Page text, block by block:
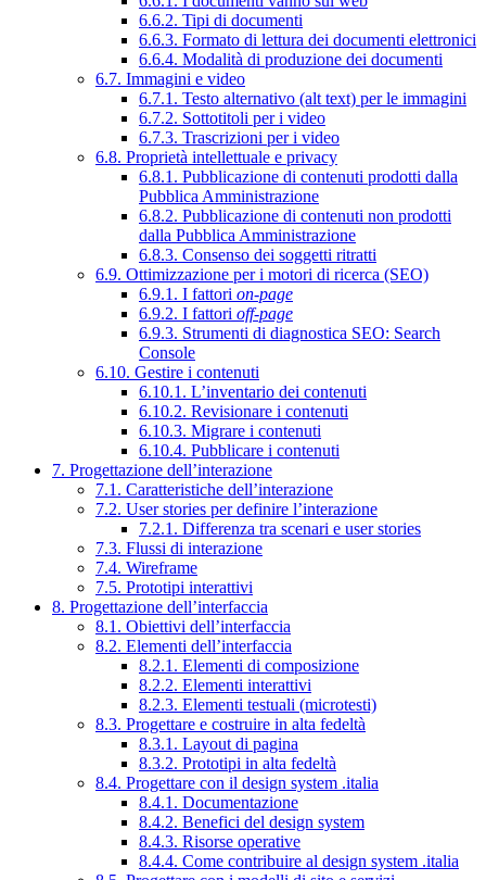
6.6.2. Tipi di documenti
6.6.3. Formato di lettura dei documenti elettronici
6.6.4. Modalità di produzione dei documenti
6.7. Immagini e video
6.7.1. Testo alternativo (alt text) per le immagini
6.7.2. Sottotitoli per i video
6.7.3. Trascrizioni per i video
6.8. Proprietà intellettuale e privacy
6.8.1. Pubblicazione di contenuti prodotti dalla
Pubblica Amministrazione
6.8.2. Pubblicazione di contenuti non prodotti
dalla Pubblica Amministrazione
6.8.3. Consenso dei soggetti ritratti
6.9. Ottimizzazione per i motori di ricerca (SEO)
6.9.1. I fattori on-page
6.9.2. I fattori off-page
6.9.3. Strumenti di diagnostica SEO: Search
Console
6.10. Gestire i contenuti
6.10.1. L’inventario dei contenuti
6.10.2. Revisionare i contenuti
6.10.3. Migrare i contenuti
6.10.4. Pubblicare i contenuti
7. Progettazione dell’interazione
7.1. Caratteristiche dell’interazione
7.2. User stories per definire l’interazione
7.2.1. Differenza tra scenari e user stories
7.3. Flussi di interazione
7.4. Wireframe
7.5. Prototipi interattivi
8. Progettazione dell’interfaccia
8.1. Obiettivi dell’interfaccia
8.2. Elementi dell’interfaccia
8.2.1. Elementi di composizione
8.2.2. Elementi interattivi
8.2.3. Elementi testuali (microtesti)
8.3. Progettare e costruire in alta fedeltà
8.3.1. Layout di pagina
8.3.2. Prototipi in alta fedeltà
8.4. Progettare con il design system .italia
8.4.1. Documentazione
8.4.2. Benefici del design system
8.4.3. Risorse operative
8.4.4. Come contribuire al design system .italia